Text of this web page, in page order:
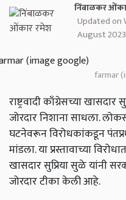
निंबाळकर
Updated on
August
farmar
राष्ट्रवादी काँग्रेसच्या
जोरदार निशाना साधला.
घटनेवरून विरोधकांकडून
मांडला. या प्रस्तावाच्या
खासदार सुप्रिया सुळे यांनी
जोरदार टीका केली आहे.